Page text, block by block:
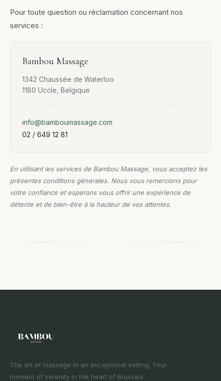
Pour toute question ou réclamation concernant nos
services :
Bambou Massage
1342 Chaussée de Waterloo
1180 Uccle, Belgique
info@bamboumassage.com
02 / 649 12 81
En utilisant les services de Bambou Massage, vous acceptez les
présentes conditions générales. Nous vous remercions pour
votre confiance et espérons vous offrir une expérience de
détente et de bien-être à la hauteur de vos attentes.
The art of massage in an exceptional setting. Your
moment of serenity in the heart of Brussels.